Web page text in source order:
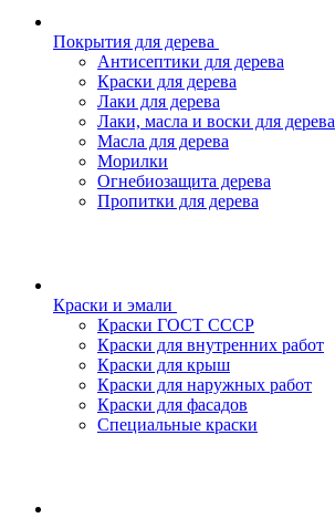
Покрытия для дерева
Антисептики для дерева
Краски для дерева
Лаки для дерева
Лаки, масла и воски для дерева
Масла для дерева
Морилки
Огнебиозащита дерева
Пропитки для дерева
Краски и эмали
Краски ГОСТ СССР
Краски для внутренних работ
Краски для крыш
Краски для наружных работ
Краски для фасадов
Специальные краски